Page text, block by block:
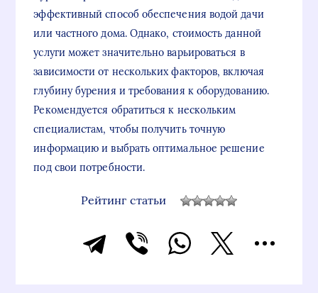
эффективный способ обеспечения водой дачи
или частного дома. Однако, стоимость данной
услуги может значительно варьироваться в
зависимости от нескольких факторов, включая
глубину бурения и требования к оборудованию.
Рекомендуется обратиться к нескольким
специалистам, чтобы получить точную
информацию и выбрать оптимальное решение
под свои потребности.
Рейтинг статьи